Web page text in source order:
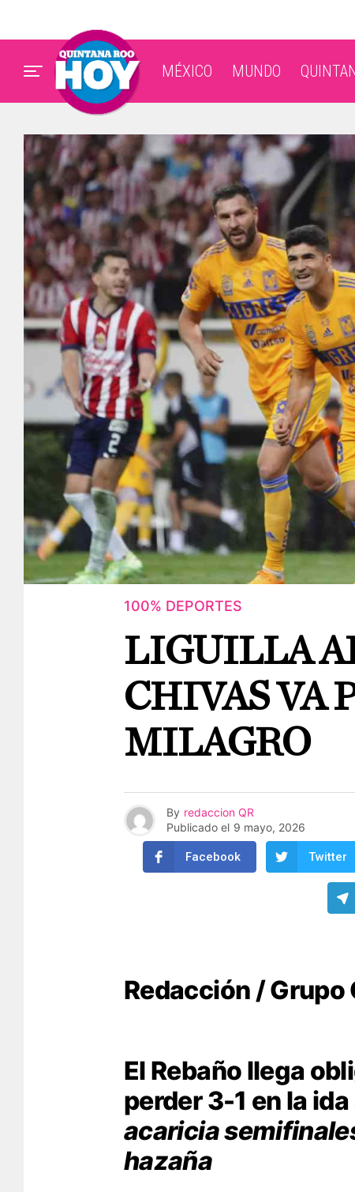
MÉXICO MUNDO
100% DEPORTES
LIGUILLA
CHIVAS VA
MILAGRO
By redaccion QR
Publicado el 9 mayo, 2026
Facebook Twitter
Redacción / Grupo
El Rebaño llega
perder 3-1 en la
acaricia
hazaña